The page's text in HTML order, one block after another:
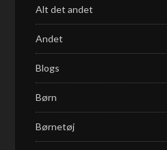
Alt det andet
Andet
Blogs
Børn
Børnetøj